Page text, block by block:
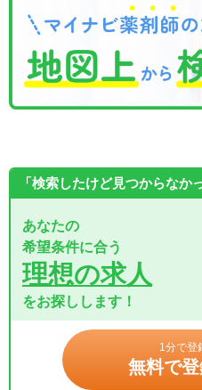
「検索したけど見つからなか
あなたの
希望条件に合う
理想の求人
をお探しします！
1分で登
無料で登